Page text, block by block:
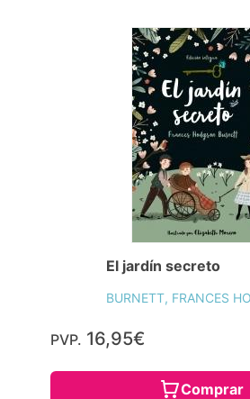
El jardín secreto
BURNETT, FRANCES
PVP. 16,95€
Comprar